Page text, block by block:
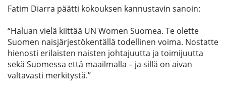
Fatim Diarra päätti kokouksen kannustavin sanoin:
“Haluan vielä kiittää UN Women Suomea. Te olette
Suomen naisjärjestökentällä todellinen voima. Nostatte
hienosti erilaisten naisten johtajuutta ja toimijuutta
sekä Suomessa että maailmalla – ja sillä on aivan
valtavasti merkitystä.”